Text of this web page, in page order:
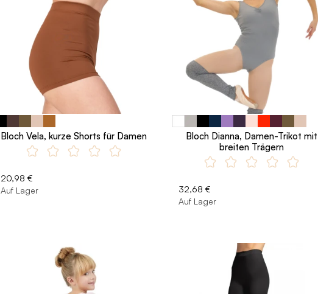
Bloch Vela, kurze Shorts für Damen
20,98 €
Auf Lager
Bloch Dianna, Damen-Trikot mit
breiten Trägern
32,68 €
Auf Lager